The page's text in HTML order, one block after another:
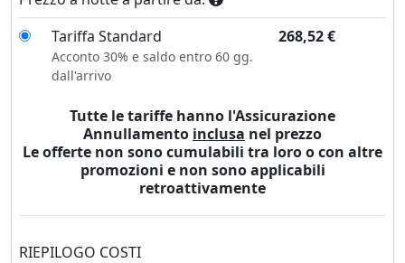
Tariffa Standard
268,52€
Acconto 30% e saldo entro 60 gg.
dall'arrivo
Tutte le tariffe hanno l'Assicurazione
Annullamento inclusa nel prezzo
Le offerte non sono cumulabili tra loro o con altre
promozioni e non sono applicabili
retroattivamente
RIEPILOGO COSTI